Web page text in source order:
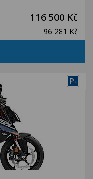
116 500 Kč
96 281 Kč
P+